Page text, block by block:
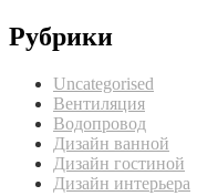
Рубрики
Uncategorised
Вентиляция
Водопровод
Дизайн ванной
Дизайн гостиной
Дизайн интерьера